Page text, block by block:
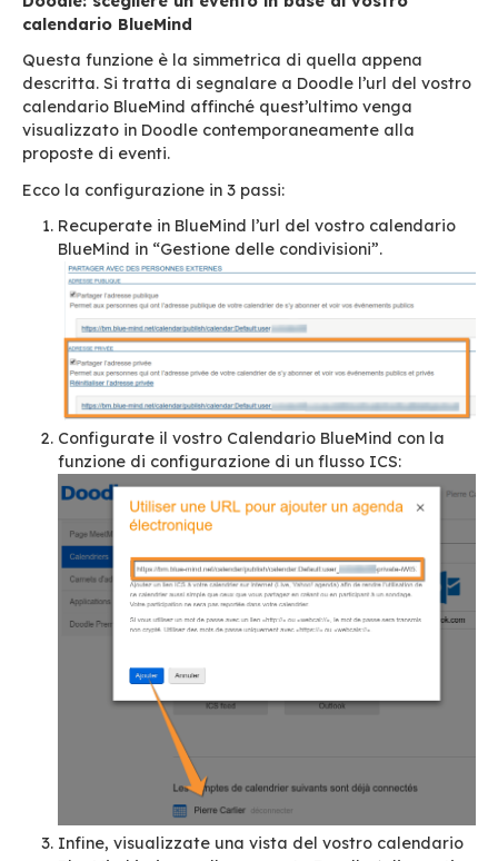
Il nuovo Calendario Doodle appare
calendari:
D’ora in poi potete consultare direttamente i
eventi Doodle!
Visualizzando anche il calendario Doodle, gli
tentativi di eventi) verranno visualizzati nel
calendario.
Doodle: scegliere un evento in base al
calendario BlueMind
Questa funzione è la simmetrica di quella
descritta. Si tratta di segnalare a Doodle l’url